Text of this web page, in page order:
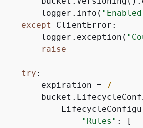
        logger.info(
except ClientError:
        logger.exception(
raise
try :
        expiration =
7
"Rules" : [